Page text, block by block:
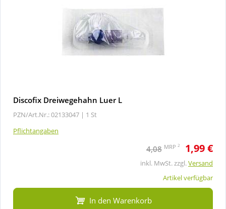
Discofix Dreiwegehahn Luer L
PZN/Art.Nr.: 02133047 | 1 St
Pflichtangaben
4,08 MRP 2 1,99 €
inkl. MwSt. zzgl.Versand
Artikel verfügbar
In den Warenkorb